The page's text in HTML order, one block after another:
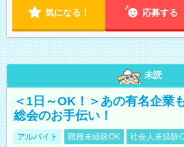
気になる！ 応募する
未読
＜1日～OK！＞あの有名企業
総会のお手伝い！
アルバイト 職種未経験OK 社会人未経験